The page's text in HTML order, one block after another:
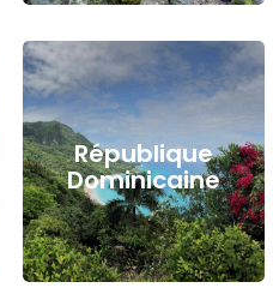
République
Dominicaine